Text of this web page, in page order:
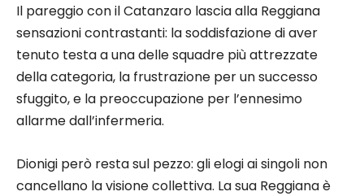
Il pareggio con il Catanzaro lascia alla Reggiana
sensazioni contrastanti: la soddisfazione di aver
tenuto testa a una delle squadre più attrezzate
della categoria, la frustrazione per un successo
sfuggito, e la preoccupazione per l’ennesimo
allarme dall’infermeria.
Dionigi però resta sul pezzo: gli elogi ai singoli non
cancellano la visione collettiva. La sua Reggiana è